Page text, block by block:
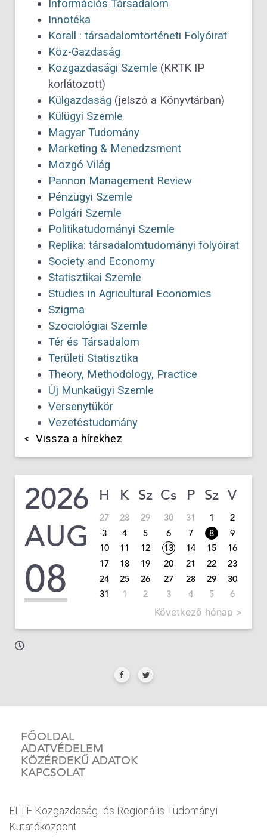
Információs Társadalom
Innotéka
Korall : társadalomtörténeti Folyóirat
Köz-Gazdaság
Közgazdasági Szemle (KRTK IP
korlátozott)
Külgazdaság (jelszó a Könyvtárban)
Külügyi Szemle
Magyar Tudomány
Marketing & Menedzsment
Mozgó Világ
Pannon Management Review
Pénzügyi Szemle
Polgári Szemle
Politikatudományi Szemle
Replika: társadalomtudományi folyóirat
Society and Economy
Statisztikai Szemle
Studies in Agricultural Economics
Szigma
Szociológiai Szemle
Tér és Társadalom
Területi Statisztika
Theory, Methodology, Practice
Új Munkaügyi Szemle
Versenytükör
Vezetéstudomány
Vissza a hírekhez
2026
AUG
08
H K Sz Cs P Sz V
27 28 29 30 31 1
2
3
4 5 6 7 8
9
10
11 12 13 14 15
16
17
18 19 20 21 22
23
24
25 26 27 28 29
30
31
1 2 3 4 5 6
Következő hónap >
FŐOLDAL
ADATVÉDELEM
KÖZÉRDEKŰ ADATOK
KAPCSOLAT
ELTE Közgazdaság- és Regionális Tudományi
Kutatóközpont